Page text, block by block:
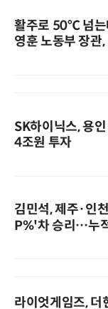
활주로 50℃ 넘
영훈 노동부 장관
SK하이닉스, 용
4조원 투자
김민석, 제주·인
P%'차 승리…누
라이엇게임즈, 더